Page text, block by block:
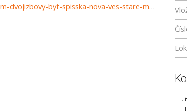
https://www.haloreality.sk/spisska-nova-ves/prenajom-dvojizbovy-byt-spisska-nova-ves-stare-mesto-gorazdova---exkluzivne-halo-reality/73343